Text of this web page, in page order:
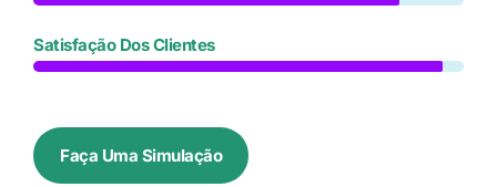
Satisfação Dos Clientes
Faça Uma Simulação